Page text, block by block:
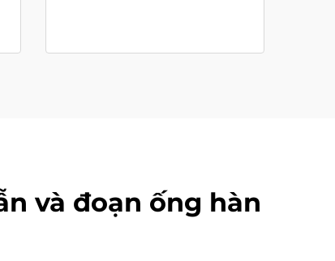
và đoạn ống hàn